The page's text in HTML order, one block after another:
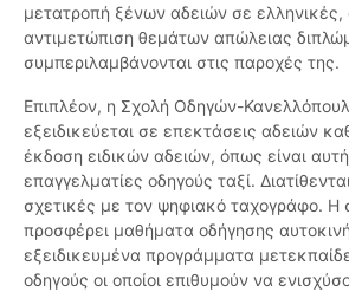
μετατροπή ξένων αδειών σε ελληνικές,
αντιμετώπιση θεμάτων απώλειας
συμπεριλαμβάνονται στις παροχές της.
Επιπλέον, η Σχολή Οδηγών-
εξειδικεύεται σε επεκτάσεις αδειών
έκδοση ειδικών αδειών, όπως είναι αυτή
επαγγελματίες οδηγούς ταξί.
σχετικές με τον ψηφιακό ταχογράφο. Η
προσφέρει μαθήματα οδήγησης
εξειδικευμένα προγράμματα
οδηγούς οι οποίοι επιθυμούν να